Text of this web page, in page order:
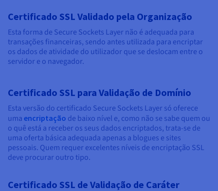
Certificado SSL Validado pela Organização
Esta forma de Secure Sockets Layer não é adequada para
transações financeiras, sendo antes utilizada para encriptar
os dados de atividade do utilizador que se deslocam entre o
servidor e o navegador.
Certificado SSL para Validação de Domínio
Esta versão do certificado Secure Sockets Layer só oferece
uma encriptação de baixo nível e, como não se sabe quem ou
o quê está a receber os seus dados encriptados, trata-se de
uma oferta básica adequada apenas a blogues e sites
pessoais. Quem requer excelentes níveis de encriptação SSL
deve procurar outro tipo.
Certificado SSL de Validação de Caráter